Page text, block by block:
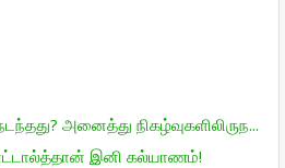
அனைத்து நிகழ்வுகளிலிருந...
இனி கல்யாணம்!